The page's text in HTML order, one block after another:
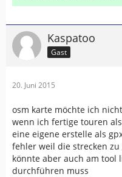
Kaspatoo
Gast
20. Juni 2015
osm karte möchte ich
wenn ich fertige touren
eine eigene erstelle als
fehler weil die strecken
könnte aber auch am tool
durchführen muss